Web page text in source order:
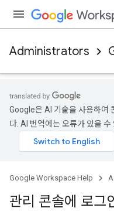
Administrators
Google은 AI 기술을 사용하여
다. AI 번역에는 오류가 있을 수
Google Workspace Help
관리 콘솔에 로그